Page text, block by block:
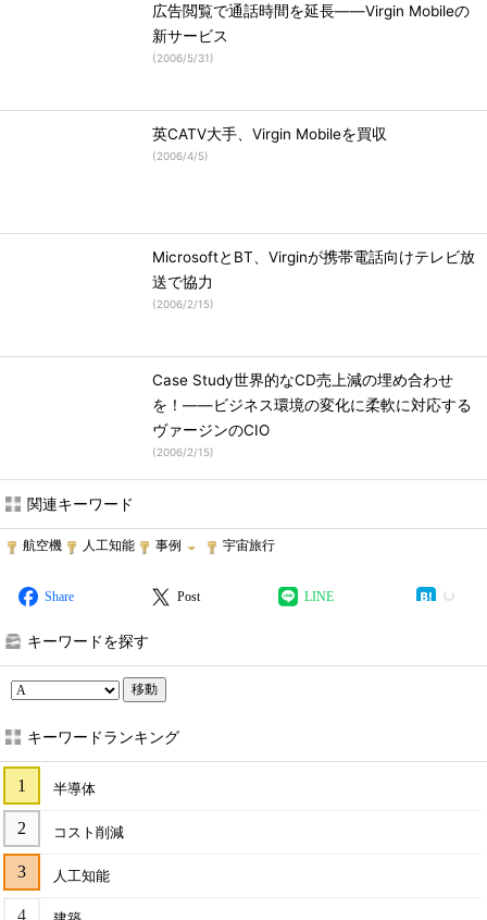
広告閲覧で通話時間を延長――Virgin Mobileの
新サービス
(2006/5/31)
英CATV大手、Virgin Mobileを買収
(2006/4/5)
MicrosoftとBT、Virginが携帯電話向けテレビ放
送で協力
(2006/2/15)
Case Study世界的なCD売上減の埋め合わせ
を！――ビジネス環境の変化に柔軟に対応する
ヴァージンのCIO
(2006/2/15)
関連キーワード
航空機 人工知能 事例 宇宙旅行
Share Post LINE
キーワードを探す
移動
キーワードランキング
半導体
コスト削減
人工知能